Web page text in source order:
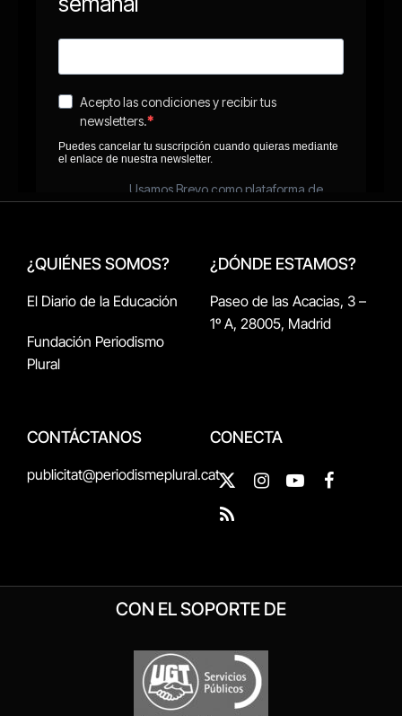
¿QUIÉNES SOMOS?
El Diario de la Educación
Fundación Periodismo
Plural
¿DÓNDE ESTAMOS?
Paseo de las Acacias, 3 –
1º A, 28005, Madrid
CONTÁCTANOS
publicitat@periodismeplural.cat
CONECTA
X
(Twitter)
InstagramYouTubeFacebook
RSS
CON EL SOPORTE DE